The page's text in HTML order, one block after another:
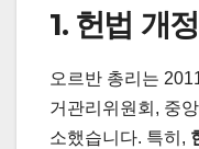
1. 헌법 개
오르반 총리는
거관리위원회, 중
소했습니다. 특히,